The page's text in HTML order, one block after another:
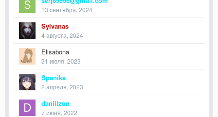
13 сентября, 2024
Sylvanas
4 августа, 2024
Elisabona
31 июля, 2023
Spanika
2 апреля, 2023
daniilzun
7 июня, 2022